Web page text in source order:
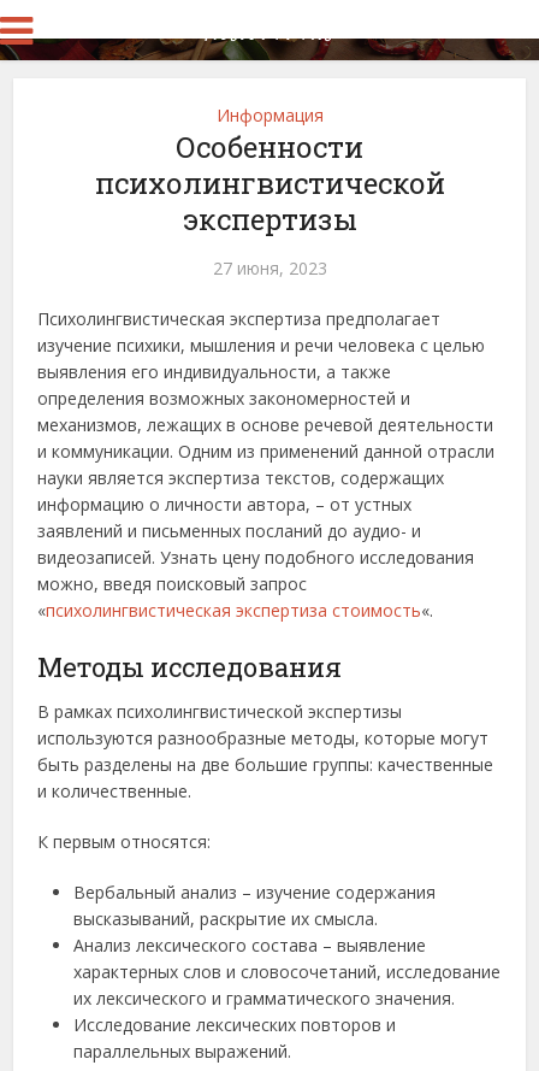
Информация
Особенности
психолингвистической
экспертизы
27 июня, 2023
Психолингвистическая экспертиза предполагает
изучение психики, мышления и речи человека с целью
выявления его индивидуальности, а также
определения возможных закономерностей и
механизмов, лежащих в основе речевой деятельности
и коммуникации. Одним из применений данной отрасли
науки является экспертиза текстов, содержащих
информацию о личности автора, – от устных
заявлений и письменных посланий до аудио- и
видеозаписей. Узнать цену подобного исследования
можно, введя поисковый запрос
«психолингвистическая экспертиза стоимость«.
Методы исследования
В рамках психолингвистической экспертизы
используются разнообразные методы, которые могут
быть разделены на две большие группы: качественные
и количественные.
К первым относятся:
Вербальный анализ – изучение содержания
высказываний, раскрытие их смысла.
Анализ лексического состава – выявление
характерных слов и словосочетаний, исследование
их лексического и грамматического значения.
Исследование лексических повторов и
параллельных выражений.